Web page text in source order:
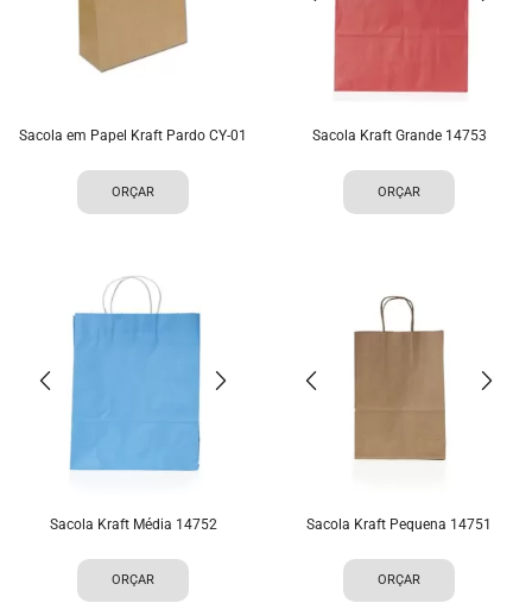
Sacola em Papel Kraft Pardo CY-01
ORÇAR
Sacola Kraft Grande 14753
ORÇAR
Sacola Kraft Média 14752
ORÇAR
Sacola Kraft Pequena 14751
ORÇAR